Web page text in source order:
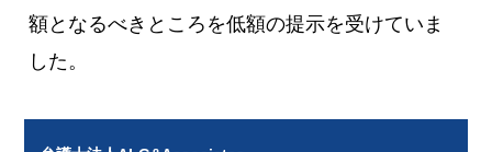
額となるべきところを低額の提示を受けていま
した。